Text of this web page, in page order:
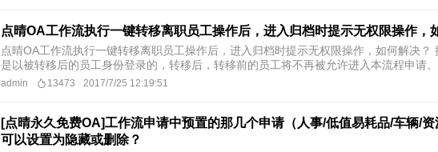
点晴OA工作流执行一键转移离职员工操作后，进入归档时提示无权限操作，
点晴OA工作流执行一键转移离职员工操作后，进入归档时提示无权限操作，如何解决
是以被转移后的员工身份登录的，转移后，转移前的员工将不再被允许进入本流程申请。
admin 13473 2017/7/25 12:19:51
[点晴永久免费OA]工作流申请中预置的那几个申请（人事/低值易耗品/车辆/
可以设置为隐藏或删除？